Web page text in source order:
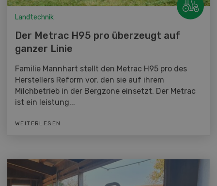
Landtechnik
Der Metrac H95 pro überzeugt auf
ganzer Linie
Familie Mannhart stellt den Metrac H95 pro des
Herstellers Reform vor, den sie auf ihrem
Milchbetrieb in der Bergzone einsetzt. Der Metrac
ist ein leistung...
WEITERLESEN